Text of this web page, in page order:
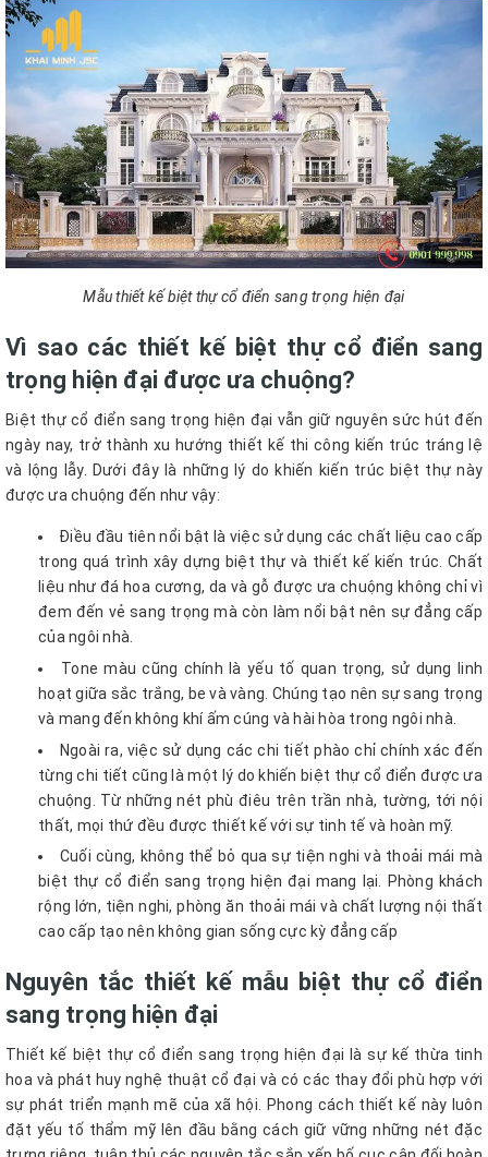
Mẫu thiết kế biệt thự cổ điển sang trọng hiện đại
Vì sao các thiết kế biệt thự cổ điển sang
trọng hiện đại được ưa chuộng?
Biệt thự cổ điển sang trọng hiện đại vẫn giữ nguyên sức hút đến
ngày nay, trở thành xu hướng thiết kế thi công kiến trúc tráng lệ
và lộng lẫy. Dưới đây là những lý do khiến kiến trúc biệt thự này
được ưa chuộng đến như vậy:
Điều đầu tiên nổi bật là việc sử dụng các chất liệu cao cấp
trong quá trình xây dựng biệt thự và thiết kế kiến trúc. Chất
liệu như đá hoa cương, da và gỗ được ưa chuộng không chỉ vì
đem đến vẻ sang trọng mà còn làm nổi bật nên sự đẳng cấp
của ngôi nhà.
Tone màu cũng chính là yếu tố quan trọng, sử dụng linh
hoạt giữa sắc trắng, be và vàng. Chúng tạo nên sự sang trọng
và mang đến không khí ấm cúng và hài hòa trong ngôi nhà.
Ngoài ra, việc sử dụng các chi tiết phào chỉ chính xác đến
từng chi tiết cũng là một lý do khiến biệt thự cổ điển được ưa
chuộng. Từ những nét phù điêu trên trần nhà, tường, tới nội
thất, mọi thứ đều được thiết kế với sự tinh tế và hoàn mỹ.
Cuối cùng, không thể bỏ qua sự tiện nghi và thoải mái mà
biệt thự cổ điển sang trọng hiện đại mang lại. Phòng khách
rộng lớn, tiện nghi, phòng ăn thoải mái và chất lượng nội thất
cao cấp tạo nên không gian sống cực kỳ đẳng cấp
Nguyên tắc thiết kế mẫu biệt thự cổ điển
sang trọng hiện đại
Thiết kế biệt thự cổ điển sang trọng hiện đại là sự kế thừa tinh
hoa và phát huy nghệ thuật cổ đại và có các thay đổi phù hợp với
sự phát triển mạnh mẽ của xã hội. Phong cách thiết kế này luôn
đặt yếu tố thẩm mỹ lên đầu bằng cách giữ vững những nét đặc